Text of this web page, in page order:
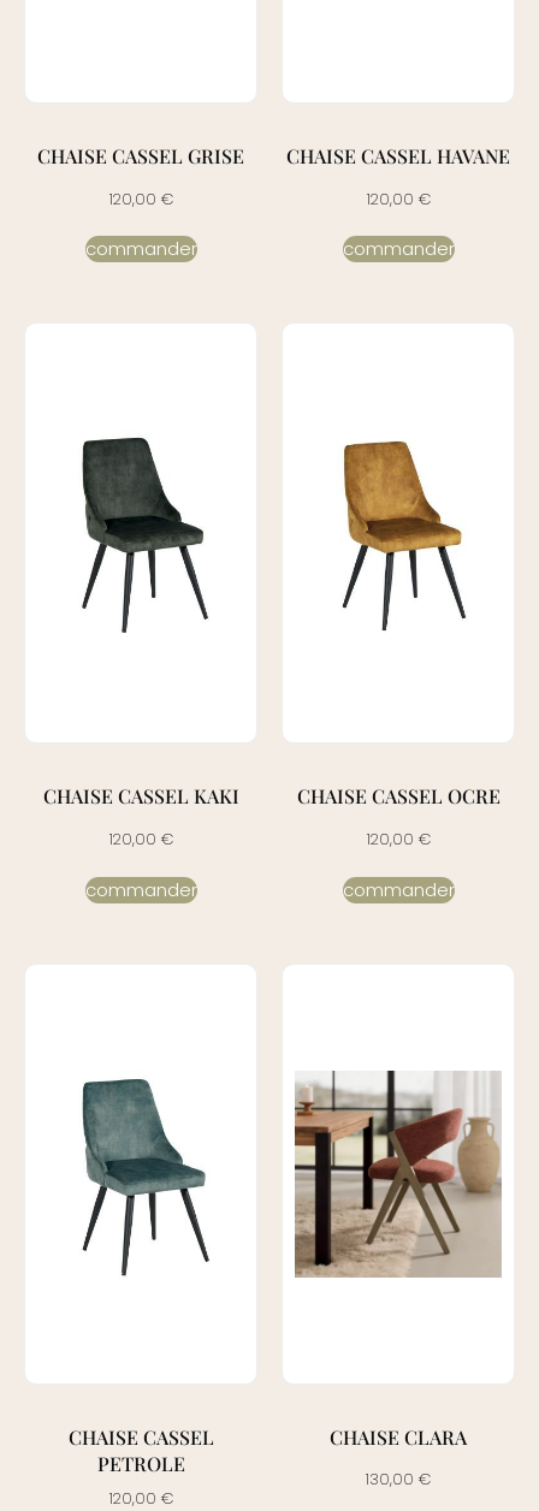
CHAISE CASSEL GRISE
120,00 €
commander
CHAISE CASSEL HAVANE
120,00 €
commander
CHAISE CASSEL KAKI
120,00 €
commander
CHAISE CASSEL OCRE
120,00 €
commander
CHAISE CASSEL
PETROLE
120,00 €
CHAISE CLARA
130,00 €